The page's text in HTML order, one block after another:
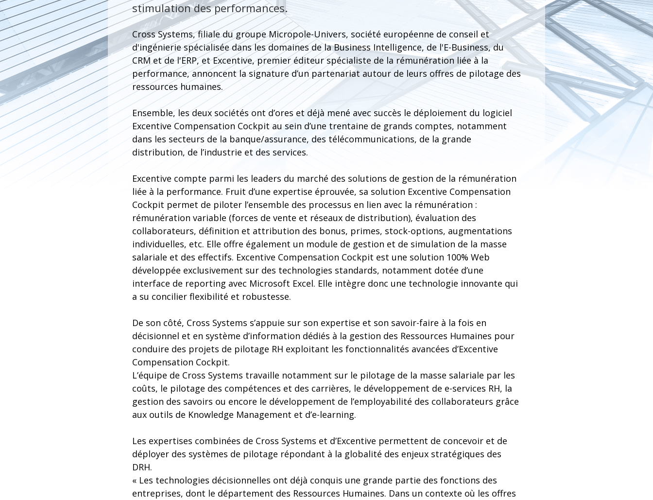
stimulation des performances.
Cross Systems, filiale du groupe Micropole-Univers, société européenne de conseil et
d'ingénierie spécialisée dans les domaines de la Business Intelligence, de l'E-Business, du
CRM et de l'ERP, et Excentive, premier éditeur spécialiste de la rémunération liée à la
performance, annoncent la signature d’un partenariat autour de leurs offres de pilotage des
ressources humaines.
Ensemble, les deux sociétés ont d’ores et déjà mené avec succès le déploiement du logiciel
Excentive Compensation Cockpit au sein d’une trentaine de grands comptes, notamment
dans les secteurs de la banque/assurance, des télécommunications, de la grande
distribution, de l’industrie et des services.
Excentive compte parmi les leaders du marché des solutions de gestion de la rémunération
liée à la performance. Fruit d’une expertise éprouvée, sa solution Excentive Compensation
Cockpit permet de piloter l’ensemble des processus en lien avec la rémunération :
rémunération variable (forces de vente et réseaux de distribution), évaluation des
collaborateurs, définition et attribution des bonus, primes, stock-options, augmentations
individuelles, etc. Elle offre également un module de gestion et de simulation de la masse
salariale et des effectifs. Excentive Compensation Cockpit est une solution 100% Web
développée exclusivement sur des technologies standards, notamment dotée d’une
interface de reporting avec Microsoft Excel. Elle intègre donc une technologie innovante qui
a su concilier flexibilité et robustesse.
De son côté, Cross Systems s’appuie sur son expertise et son savoir-faire à la fois en
décisionnel et en système d’information dédiés à la gestion des Ressources Humaines pour
conduire des projets de pilotage RH exploitant les fonctionnalités avancées d’Excentive
Compensation Cockpit.
L’équipe de Cross Systems travaille notamment sur le pilotage de la masse salariale par les
coûts, le pilotage des compétences et des carrières, le développement de e-services RH, la
gestion des savoirs ou encore le développement de l’employabilité des collaborateurs grâce
aux outils de Knowledge Management et d’e-learning.
Les expertises combinées de Cross Systems et d’Excentive permettent de concevoir et de
déployer des systèmes de pilotage répondant à la globalité des enjeux stratégiques des
DRH.
« Les technologies décisionnelles ont déjà conquis une grande partie des fonctions des
entreprises, dont le département des Ressources Humaines. Dans un contexte où les offres